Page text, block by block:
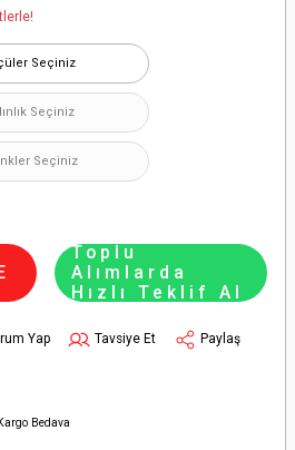
Toplu
Alımlarda
Hızlı Teklif Al
Yap Tavsiye Et
Paylaş
Kargo Bedava